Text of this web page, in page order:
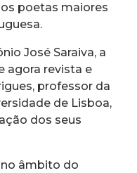
poetas maiores
José Saraiva, a
agora revista e
professor da
de Lisboa,
dos seus
âmbito do